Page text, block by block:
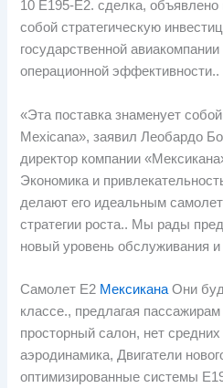
10 Е195-Е2. сделка, объявлено
собой стратегическую
государственной
операционной эффективности..
«Эта поставка знаменует
Mexicana», заявил Леобардо
директор компании
Экономика и
делают его идеальным
стратегии роста.. Мы рады
новый уровень обслуживания
Самолет Е2 Мексикана Они
классе., предлагая
просторный салон, нет
аэродинамика, Двигатели
оптимизированные системы